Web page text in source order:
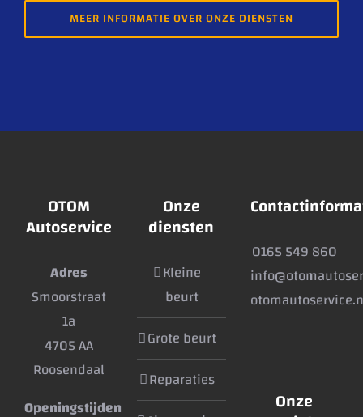
MEER INFORMATIE OVER ONZE DIENSTEN
OTOM
Autoservice
Adres
Smoorstraat
1a
4705 AA
Roosendaal
Openingstijden
Onze
diensten
Kleine
beurt
Grote beurt
Reparaties
0165 549 860
Onze